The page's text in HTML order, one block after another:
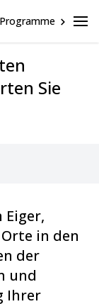
Sie
Eiger,
in den
der
und
Ihrer